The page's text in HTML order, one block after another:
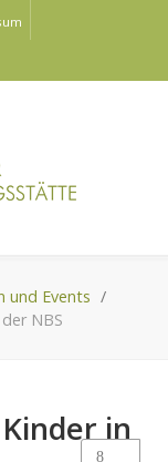
und Events
NBS
in